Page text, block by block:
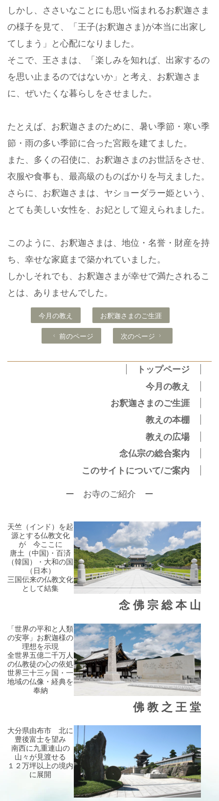
しかし、ささいなことにも思い悩まれるお釈迦さま
の様子を見て、「王子(お釈迦さま)が本当に出家し
てしまう」と心配になりました。
そこで、王さまは、「楽しみを知れば、出家するの
を思い止まるのではないか」と考え、お釈迦さま
に、ぜいたくな暮らしをさせました。
たとえば、お釈迦さまのために、暑い季節・寒い季
節・雨の多い季節に合った宮殿を建てました。
また、多くの召使に、お釈迦さまのお世話をさせ、
衣服や食事も、最高級のものばかりを与えました。
さらに、お釈迦さまは、ヤショーダラー姫という、
とても美しい女性を、お妃として迎えられました。
このように、お釈迦さまは、地位・名誉・財産を持
ち、幸せな家庭まで築かれていました。
しかしそれでも、お釈迦さまが幸せで満たされるこ
とは、ありませんでした。
今月の教え お釈迦さまのご生涯
前のページ 次のページ
トップページ
今月の教え
お釈迦さまのご生涯
教えの本棚
教えの広場
念仏宗の総合案内
このサイトについて/ご案内
ー お寺のご紹介 ー
念 佛 宗 総 本 山
天竺（インド）を起
源とする仏教文化
が 今ここに
唐土（中国)・百済
（韓国）・大和の国
（日本）
三国伝来の仏教文化
として結集
佛 教 之 王 堂
「世界の平和と人類
の安寧」お釈迦様の
理想を示現
全世界五億二千万人
の仏教徒の心の依処
世界三十三ヶ国・一
地域の仏像・経典を
奉納
大分県由布市 北に
豊後富士を望み
南西に九重連山の
山々が見渡せる
１２万坪以上の境内
に展開